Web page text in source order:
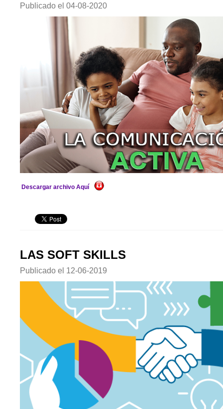
Publicado el 04-08-2020
Descargar archivo Aquí
LAS SOFT SKILLS
Publicado el 12-06-2019